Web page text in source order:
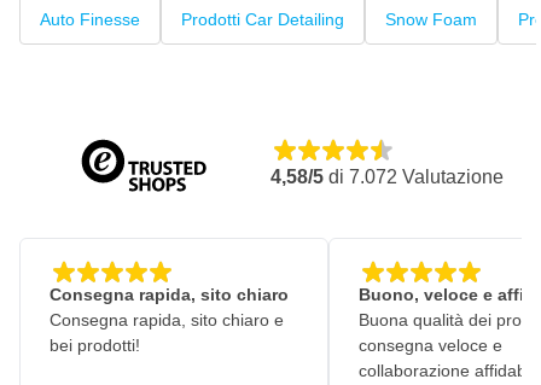
Auto Finesse Prodotti Car Detailing Snow Foam
4,58/5 di 7.072 Valutazione
Consegna rapida, sito chiaro
Consegna rapida, sito chiaro e
bei prodotti!
Buono, veloce e
Buona qualità dei
consegna veloce e
collaborazione